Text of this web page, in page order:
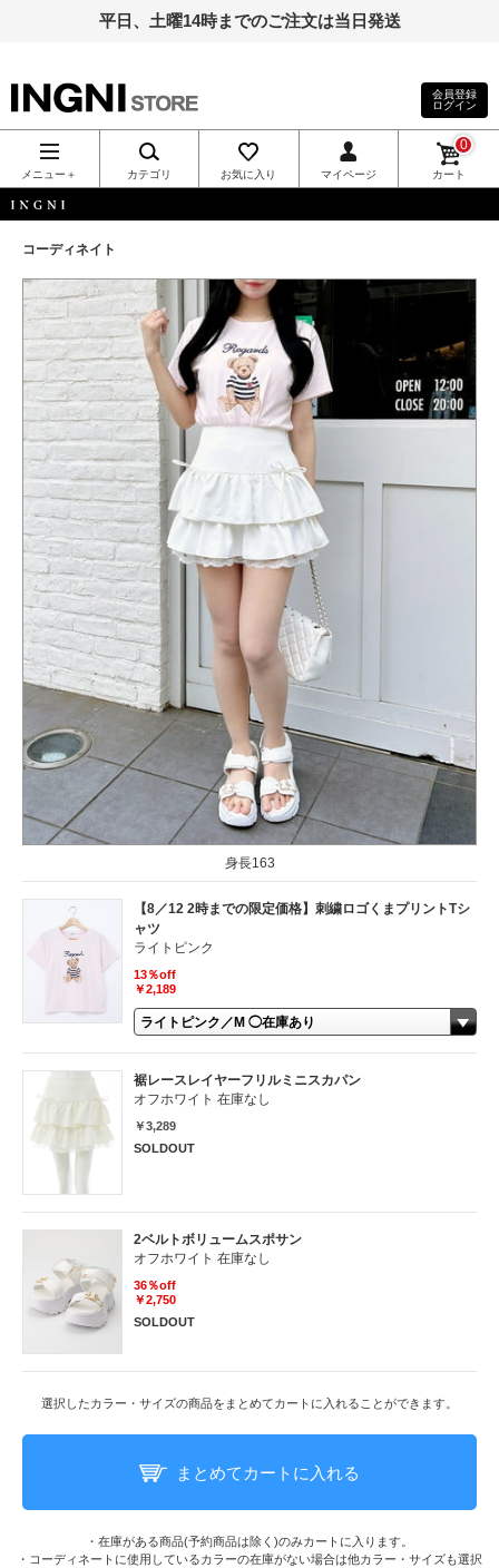
平日、土曜14時までのご注文は当日発送
INGNI（イン
グ）公式通
販｜INGNI
STORE
会員登録
ログイン
メニュー＋ カテゴリ お気に入り マイページ カート
0
コーディネイト
身長163
【8／12 2時までの限定価格】刺繍ロゴくまプリントTシ
ャツ
ライトピンク
13％off
￥2,189
裾レースレイヤーフリルミニスカパン
オフホワイト 在庫なし
￥3,289
SOLDOUT
2ベルトボリュームスポサン
オフホワイト 在庫なし
36％off
￥2,750
SOLDOUT
選択したカラー・サイズの商品をまとめてカートに入れることができます。
まとめてカートに入れる
・在庫がある商品(予約商品は除く)のみカートに入ります。
・コーディネートに使用しているカラーの在庫がない場合は他カラー・サイズも選択